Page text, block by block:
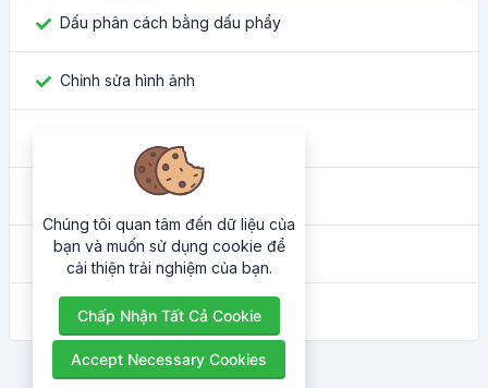
Dấu phân cách bằng dấu phẩy
Chỉnh sửa hình ảnh
Công cụ chuyển đổi màu sắc
Địa chỉ IP của tôi là gì
Trình làm đẹp HTML
Chúng tôi quan tâm đến dữ liệu của
bạn và muốn sử dụng cookie để
cải thiện trải nghiệm của bạn.
Chấp Nhận Tất Cả Cookie
Accept Necessary Cookies